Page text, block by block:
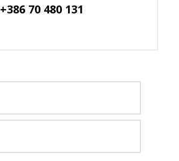
+386 70 480 131